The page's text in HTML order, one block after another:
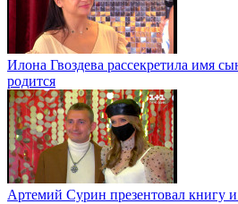
Илона Гвоздева рассекретила имя
родится
Артемий Сурин презентовал книгу и